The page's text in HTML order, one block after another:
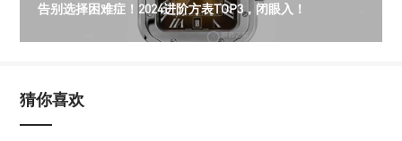
告别选择困难症！2024进阶方表TOP3，闭眼入！
猜你喜欢